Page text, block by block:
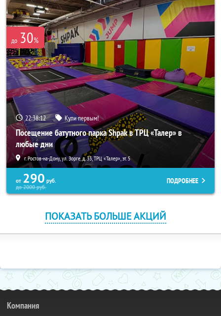
до 30%
22:38:12 Купи первым!
Посещение батутного парка Shpak в ТРЦ «Талер» в
любые дни
г. Ростов-на-Дону, ул. Зорге, д. 33, ТРЦ «Талер», эт. 5
от 290 руб.
до2000руб.
ПОДРОБНЕЕ
ПОКАЗАТЬ БОЛЬШЕ АКЦИЙ
Компания